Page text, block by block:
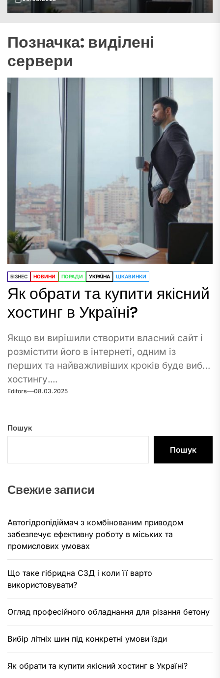
Позначка: виділені
сервери
БІЗНЕС НОВИНИ ПОРАДИ УКРАЇНА ЦІКАВИНКИ
Як обрати та купити якісний
хостинг в Україні?
Якщо ви вирішили створити власний сайт і
розмістити його в інтернеті, одним із
перших та найважливіших кроків буде вибір
хостингу....
Editors 08.03.2025
Пошук
Пошук
Свежие записи
Автогідропідіймач з комбінованим приводом
забезпечує ефективну роботу в міських та
промислових умовах
Що таке гібридна СЗД і коли її варто
використовувати?
Огляд професійного обладнання для різання бетону
Вибір літніх шин під конкретні умови їзди
Як обрати та купити якісний хостинг в Україні?